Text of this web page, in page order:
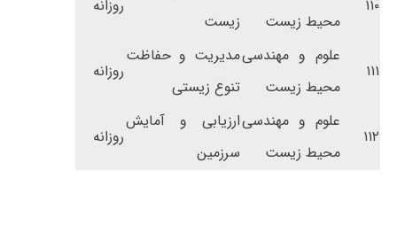
۱۱۰
محیط زیست
زیست
روزانه
۱۱۱
علوم و مهندسی
محیط زیست
مدیریت و حفاظت
تنوع زیستی
روزانه
۱۱۲
علوم و مهندسی
محیط زیست
ارزیابی و آمایش
سرزمین
روزانه